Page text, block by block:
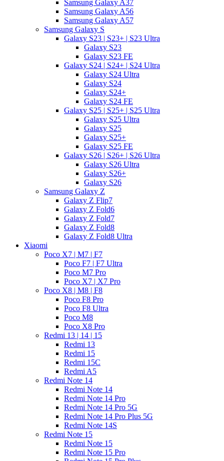
Samsung Galaxy A37
Samsung Galaxy A56
Samsung Galaxy A57
Samsung Galaxy S
Galaxy S23 | S23+ | S23 Ultra
Galaxy S23
Galaxy S23 FE
Galaxy S24 | S24+ | S24 Ultra
Galaxy S24 Ultra
Galaxy S24
Galaxy S24+
Galaxy S24 FE
Galaxy S25 | S25+ | S25 Ultra
Galaxy S25 Ultra
Galaxy S25
Galaxy S25+
Galaxy S25 FE
Galaxy S26 | S26+ | S26 Ultra
Galaxy S26 Ultra
Galaxy S26+
Galaxy S26
Samsung Galaxy Z
Galaxy Z Flip7
Galaxy Z Fold6
Galaxy Z Fold7
Galaxy Z Fold8
Galaxy Z Fold8 Ultra
Xiaomi
Poco X7 | M7 | F7
Poco F7 | F7 Ultra
Poco M7 Pro
Poco X7 | X7 Pro
Poco X8 | M8 | F8
Poco F8 Pro
Poco F8 Ultra
Poco M8
Poco X8 Pro
Redmi 13 | 14 | 15
Redmi 13
Redmi 15
Redmi 15C
Redmi A5
Redmi Note 14
Redmi Note 14
Redmi Note 14 Pro
Redmi Note 14 Pro 5G
Redmi Note 14 Pro Plus 5G
Redmi Note 14S
Redmi Note 15
Redmi Note 15
Redmi Note 15 Pro